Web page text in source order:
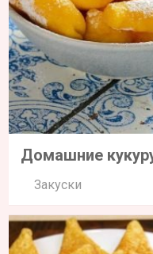
Домашние
Закуски